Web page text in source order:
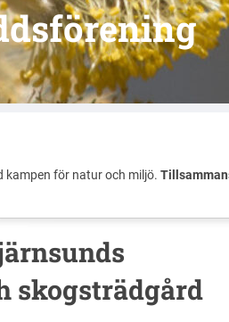
kampen för natur och miljö.
skogsträdgård